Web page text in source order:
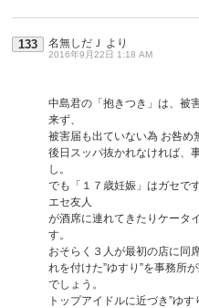
133 名無しだＪ より
2016年9月22日 1:18 AM
中島君の「抱きつき」は、被
来ず、
被害届も出ていない為 お咎め
後日スッパ抜かれなければ、
し。
でも「１７歳妊娠」はガセで
エセ友人
が酒席に連れてきたりケータ
す。
おそらく３人が最初の店に同
れを付けた”ゆすり”を事務所
でしょう。
トップアイドルに近づき”ゆ